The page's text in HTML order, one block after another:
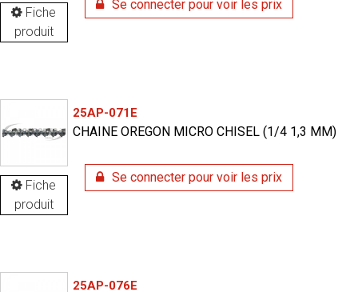
Fiche
produit
Se connecter pour voir les prix
Fiche
produit
25AP-071E
CHAINE OREGON MICRO CHISEL (1/4 1,3 MM)
Se connecter pour voir les prix
25AP-076E